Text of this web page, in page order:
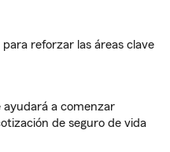
reforzar las áreas clave
ayudará a comenzar
de seguro de vida